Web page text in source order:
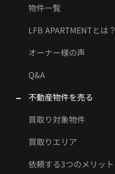
物件一覧
LFB APARTMENTとは？
オーナー様の声
Q&A
不動産物件を売る
買取り対象物件
買取りエリア
依頼する3つのメリット